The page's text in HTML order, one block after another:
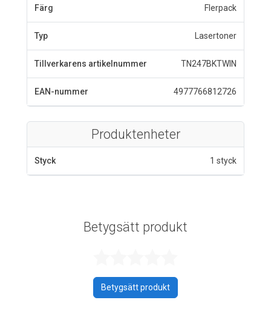
Färg Flerpack
Typ Lasertoner
Tillverkarens artikelnummer TN247BKTWIN
EAN-nummer 4977766812726
Produktenheter
Styck 1 styck
Betygsätt produkt
Betygsätt produkt